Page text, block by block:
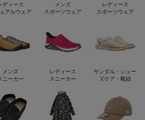
ディース
アルウェア
メンズ
スポーツウェア
レディース
スポーツウェア
メンズ
ニーカー
レディース
スニーカー
サンダル・シュー
ズケア・靴紐